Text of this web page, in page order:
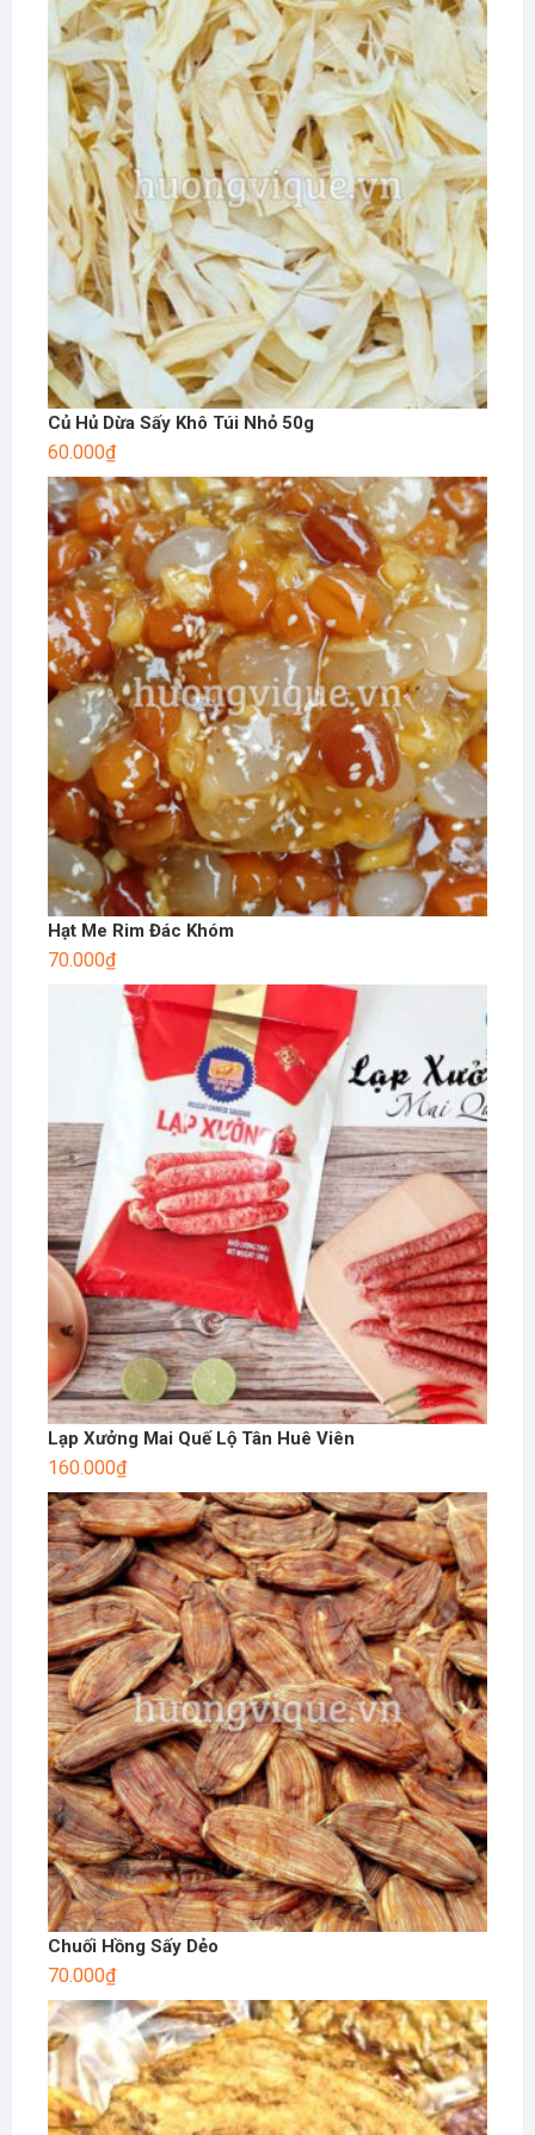
Củ Hủ Dừa Sấy Khô Túi Nhỏ 50g
60.000₫
Hạt Me Rim Đác Khóm
70.000₫
Lạp Xưởng Mai Quế Lộ Tân Huê Viên
160.000₫
Chuối Hồng Sấy Dẻo
70.000₫